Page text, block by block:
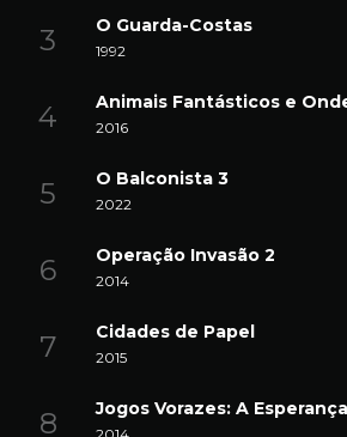
O Guarda-Costas
1992
Animais Fantásticos e
2016
O Balconista 3
2022
Operação Invasão 2
2014
Cidades de Papel
2015
Jogos Vorazes: A